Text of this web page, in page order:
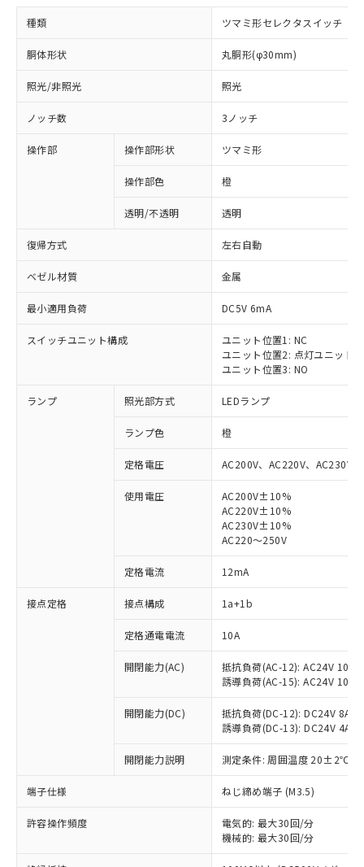
種類 ツマミ形セレクタスイッチ
胴体形状 丸胴形(φ30mm)
照光/非照光 照光
ノッチ数 3ノッチ
操作部 操作部形状 ツマミ形
操作部色 橙
透明/不透明 透明
復帰方式 左右自動
ベゼル材質 金属
最小適用負荷 DC5V 6mA
スイッチユニット構成
ユニット位置1: NC
ユニット位置2: 点灯ユニット
ユニット位置3: NO
ランプ 照光部方式 LEDランプ
ランプ色 橙
定格電圧 AC200V、AC220V、AC230V
使用電圧
AC200V±10%
AC220V±10%
AC230V±10%
AC220～250V
定格電流 12mA
接点定格 接点構成 1a+1b
定格通電電流 10A
開閉能力(AC)
抵抗負荷(AC-12): AC24V 10A/
誘導負荷(AC-15): AC24V
開閉能力(DC)
抵抗負荷(DC-12): DC24V 8A/
誘導負荷(DC-13): DC24V 4A/
開閉能力説明 測定条件: 周囲温度 20±2℃、
端子仕様 ねじ締め端子 (M3.5)
許容操作頻度
電気的: 最大30回/分
機械的: 最大30回/分
以下の条件をお読みいただき、同意のうえ
本サービスは、当社制御機器事業取扱
商品の当社在庫状況および標準価格
当社制御機器事業取扱商品の中には、
※1 対応状況
対応済み：EU RoHS指令（10物質）の
非含有に対応した製品が提供可能な商品で
対応予定：EU RoHS指令（10物質）の非含
有に対応した製品に切り替える予定のある
対応予定なし：EU RoHS指令（10物質）の
非含有に非対応の商品で、対応品を出す予
定はありません。
調査・確認中：EU RoHS指令（10物質）の
非含有の対応状況を調査中または確認中の
非該当品：ライセンス料など無形物で、有
害物質有無と関係のない商品です。
仕入先様の事情により、非含有部品として
※1 中国RoHS○×表
「○」：最大均質材料含有率が中国RoHSの
基準値以下であることを示します。
「×」：最大均質材料含有率が中国RoHSの